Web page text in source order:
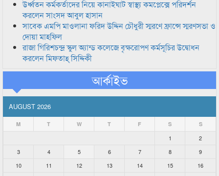
উর্ধ্বতন কর্মকর্তাদের নিয়ে কানাইঘাট স্বাস্থ্য কমপ্লেক্সে পরিদর্শন
করলেন সাংসদ আবুল হাসান
সাবেক এমপি মাওলানা ফরিদ উদ্দিন চৌধুরী স্মরণে ফ্রান্সে স্মরণসভা ও
দোয়া মাহফিল
রাজা গিরিশচন্দ্র স্কুল অ্যান্ড কলেজে বৃক্ষরোপণ কর্মসূচির উদ্বোধন
করলেন মিফতাহ্ সিদ্দিকী
আর্কাইভ
AUGUST 2026
M T W T F S S
1
2
3
4 5 6 7 8
9
10
11 12 13 14 15
16